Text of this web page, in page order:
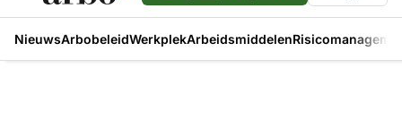
NieuwsArbobeleidWerkplekArbeidsmiddelen